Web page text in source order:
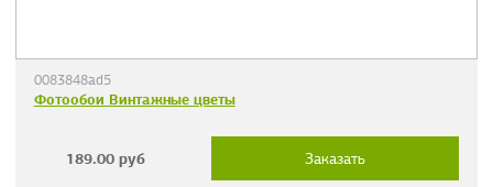
0083848ad5
Фотообои Винтажные цветы
189.00 руб Заказать